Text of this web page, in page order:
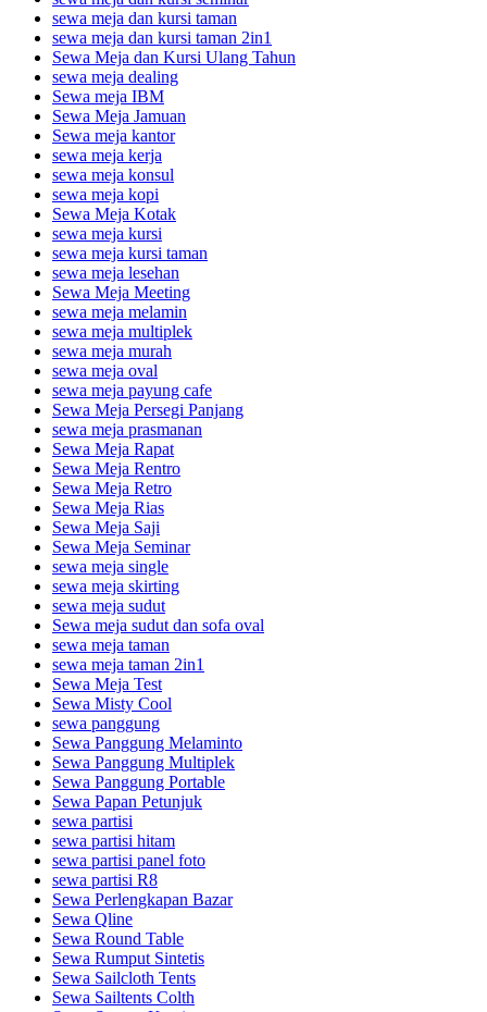
sewa meja dan kursi taman
sewa meja dan kursi taman 2in1
Sewa Meja dan Kursi Ulang Tahun
sewa meja dealing
Sewa meja IBM
Sewa Meja Jamuan
Sewa meja kantor
sewa meja kerja
sewa meja konsul
sewa meja kopi
Sewa Meja Kotak
sewa meja kursi
sewa meja kursi taman
sewa meja lesehan
Sewa Meja Meeting
sewa meja melamin
sewa meja multiplek
sewa meja murah
sewa meja oval
sewa meja payung cafe
Sewa Meja Persegi Panjang
sewa meja prasmanan
Sewa Meja Rapat
Sewa Meja Rentro
Sewa Meja Retro
Sewa Meja Rias
Sewa Meja Saji
Sewa Meja Seminar
sewa meja single
sewa meja skirting
sewa meja sudut
Sewa meja sudut dan sofa oval
sewa meja taman
sewa meja taman 2in1
Sewa Meja Test
Sewa Misty Cool
sewa panggung
Sewa Panggung Melaminto
Sewa Panggung Multiplek
Sewa Panggung Portable
Sewa Papan Petunjuk
sewa partisi
sewa partisi hitam
sewa partisi panel foto
sewa partisi R8
Sewa Perlengkapan Bazar
Sewa Qline
Sewa Round Table
Sewa Rumput Sintetis
Sewa Sailcloth Tents
Sewa Sailtents Colth